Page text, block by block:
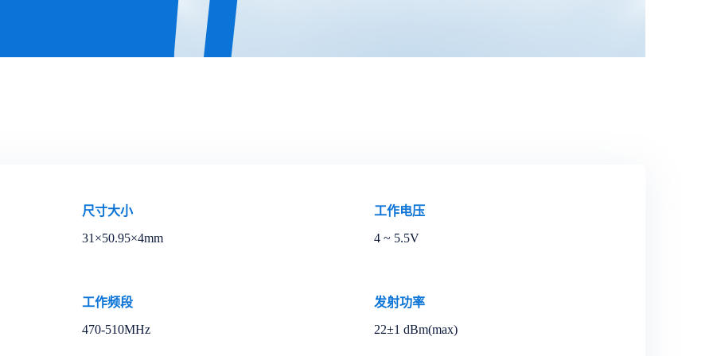
尺寸大小
31×50.95×4mm
工作电压
4 ~ 5.5V
工作频段
470-510MHz
发射功率
22±1 dBm(max)